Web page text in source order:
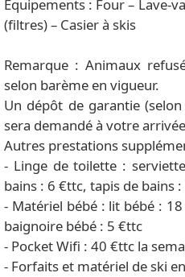
Équipements : Four – Lave-
(filtres) – Casier à skis
Remarque : Animaux
selon barème en vigueur.
Un dépôt de garantie
sera demandé à votre
Autres prestations
- Linge de toilette :
bains : 6 €ttc, tapis de bains
- Matériel bébé : lit bébé :
baignoire bébé : 5 €ttc
- Pocket Wifi : 40 €ttc la
- Forfaits et matériel de ski